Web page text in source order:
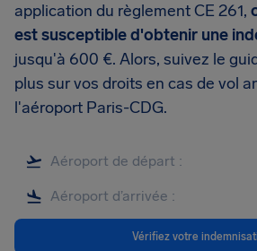
application du règlement CE 261,
est susceptible d'obtenir une
jusqu'à 600 €. Alors, suivez le
plus sur vos droits en cas de vol
l'aéroport Paris-CDG.
Vérifiez votre